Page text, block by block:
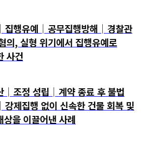
행유예│공무집행방해│경찰관
의, 실형 위기에서 집행유예로
사건
│조정 성립│계약 종료 후 불법
제집행 없이 신속한 건물 회복 및
상을 이끌어낸 사례